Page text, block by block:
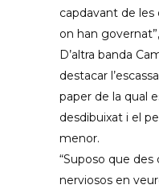
capdavant de
on han
D’altra banda
destacar
paper de la qual
desdibuixat i el
menor.
“Suposo que des
nerviosos en